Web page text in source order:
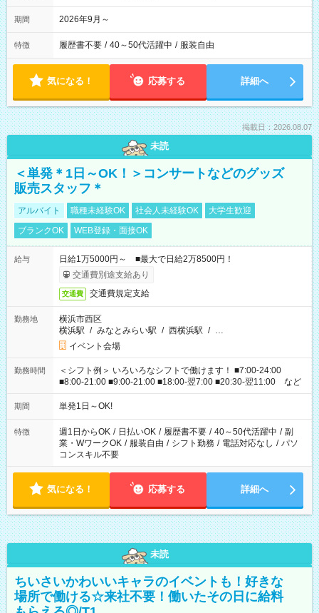
期間 2026年9月～
特徴 履歴書不要 / 40～50代活躍中 / 服装自由
気になる！ 応募する 詳細へ
掲載日：2026.08.07
未読
＜単発＊1日～OK！＞コンサートなどのグッズ
販売スタッフ＊
アルバイト 職種未経験OK 社会人未経験OK
大学生歓迎
ブランクOK
WEB登録・面接OK
給与
日給1万5000円～ ■最大で日給2万8500円！
交通費別途支給あり
交通費 交通費規定支給
勤務地
横浜市西区
横浜駅 / みなとみらい駅 / 西横浜駅 / …
イベント会場
勤務時間
＜シフト例＞ いろいろなシフトで働けます！ ■7:00-24:00
■8:00-21:00 ■9:00-21:00 ■18:00-翌7:00 ■20:30-翌11:00 など
期間 単発1日～OK!
特徴 週1日からOK / 日払いOK / 履歴書不要 / 40～50代活躍中 / 副
業・WワークOK / 服装自由 / シフト勤務 / 電話対応なし / パソ
コンスキル不要
気になる！ 応募する 詳細へ
未読
ちいさいかわいいキャラのイベントも！好きな
場所で働ける☆来社不要！働いたその日に給料